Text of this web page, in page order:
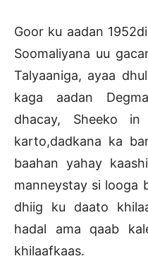
Goor ku aadan
Soomaliyana uu
Talyaaniga, ayaa
kaga aadan
dhacay, Sheeko
karto,dadkana ka
baahan yahay
manneystay si looga
dhiig ku daato
hadal ama qaab
khilaafkaas.